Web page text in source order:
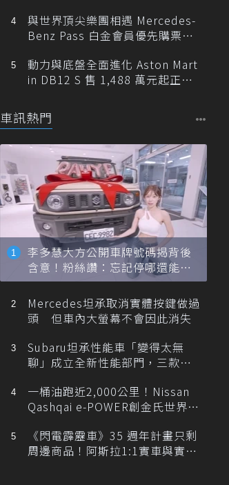
與世界頂尖樂團相遇 Mercedes-
Benz Pass 白金會員優先購票維
動力與底盤全面進化 Aston Mart
in DB12 S 售 1,488 萬元起正式
車訊熱門
李多慧大方公開車牌號碼揭背後
含意！粉絲讚：忘記停哪還能幫
忙找車
Mercedes坦承取消實體按鍵做過
頭 但車內大螢幕不會因此消失
Subaru坦承性能車「變得太無
聊」成立全新性能部門，三款手
一桶油跑近2,000公里！Nissan
Qashqai e-POWER創金氏世界紀
《閃電霹靂車》35 週年計畫只剩
周邊商品！阿斯拉1:1實車與實體